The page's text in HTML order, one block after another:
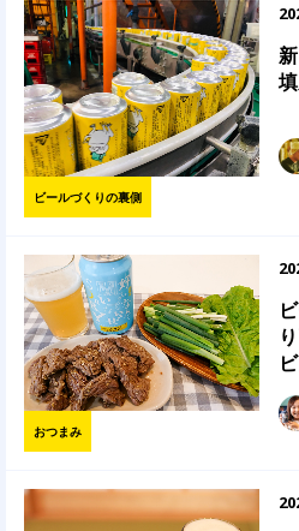
ビールづくりの裏側
おつまみ
ビ